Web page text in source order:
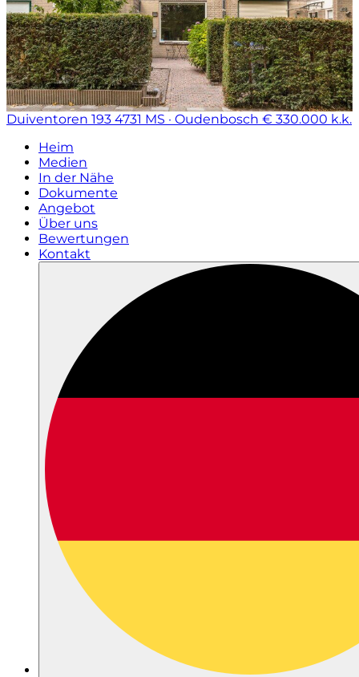
Duiventoren 193 4731 MS · Oudenbosch € 330.000 k.k.
Heim
Medien
In der Nähe
Dokumente
Angebot
Über uns
Bewertungen
Kontakt